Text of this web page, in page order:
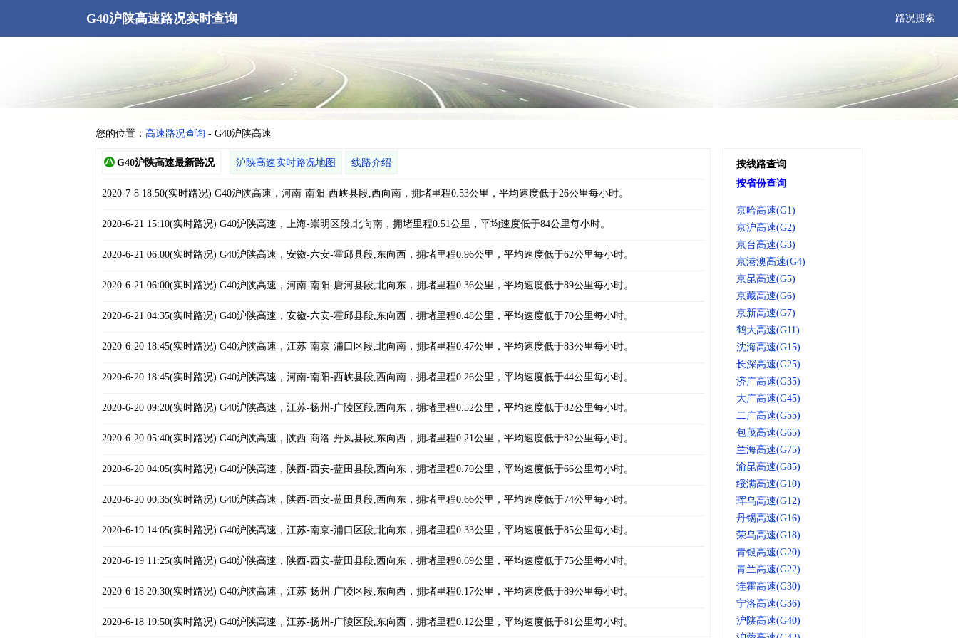
G40沪陕高速路况实时查询 路况搜索
您的位置：高速路况查询 - G40沪陕高速
G40沪陕高速最新路况 沪陕高速实时路况地图 线路介绍
2020-7-8 18:50(实时路况) G40沪陕高速，河南-南阳-西峡县段,西向南，拥堵里程0.53公里，平均速度低于26公里每小时。
2020-6-21 15:10(实时路况) G40沪陕高速，上海-崇明区段,北向南，拥堵里程0.51公里，平均速度低于84公里每小时。
2020-6-21 06:00(实时路况) G40沪陕高速，安徽-六安-霍邱县段,东向西，拥堵里程0.96公里，平均速度低于62公里每小时。
2020-6-21 06:00(实时路况) G40沪陕高速，河南-南阳-唐河县段,北向东，拥堵里程0.36公里，平均速度低于89公里每小时。
2020-6-21 04:35(实时路况) G40沪陕高速，安徽-六安-霍邱县段,东向西，拥堵里程0.48公里，平均速度低于70公里每小时。
2020-6-20 18:45(实时路况) G40沪陕高速，江苏-南京-浦口区段,北向南，拥堵里程0.47公里，平均速度低于83公里每小时。
2020-6-20 18:45(实时路况) G40沪陕高速，河南-南阳-西峡县段,西向南，拥堵里程0.26公里，平均速度低于44公里每小时。
2020-6-20 09:20(实时路况) G40沪陕高速，江苏-扬州-广陵区段,西向东，拥堵里程0.52公里，平均速度低于82公里每小时。
2020-6-20 05:40(实时路况) G40沪陕高速，陕西-商洛-丹凤县段,东向西，拥堵里程0.21公里，平均速度低于82公里每小时。
2020-6-20 04:05(实时路况) G40沪陕高速，陕西-西安-蓝田县段,西向东，拥堵里程0.70公里，平均速度低于66公里每小时。
2020-6-20 00:35(实时路况) G40沪陕高速，陕西-西安-蓝田县段,西向东，拥堵里程0.66公里，平均速度低于74公里每小时。
2020-6-19 14:05(实时路况) G40沪陕高速，江苏-南京-浦口区段,北向东，拥堵里程0.33公里，平均速度低于85公里每小时。
2020-6-19 11:25(实时路况) G40沪陕高速，陕西-西安-蓝田县段,西向东，拥堵里程0.69公里，平均速度低于75公里每小时。
2020-6-18 20:30(实时路况) G40沪陕高速，江苏-扬州-广陵区段,东向西，拥堵里程0.17公里，平均速度低于89公里每小时。
2020-6-18 19:50(实时路况) G40沪陕高速，江苏-扬州-广陵区段,东向西，拥堵里程0.12公里，平均速度低于81公里每小时。
按线路查询
按省份查询
京哈高速(G1)
京沪高速(G2)
京台高速(G3)
京港澳高速(G4)
京昆高速(G5)
京藏高速(G6)
京新高速(G7)
鹤大高速(G11)
沈海高速(G15)
长深高速(G25)
济广高速(G35)
大广高速(G45)
二广高速(G55)
包茂高速(G65)
兰海高速(G75)
渝昆高速(G85)
绥满高速(G10)
珲乌高速(G12)
丹锡高速(G16)
荣乌高速(G18)
青银高速(G20)
青兰高速(G22)
连霍高速(G30)
宁洛高速(G36)
沪陕高速(G40)